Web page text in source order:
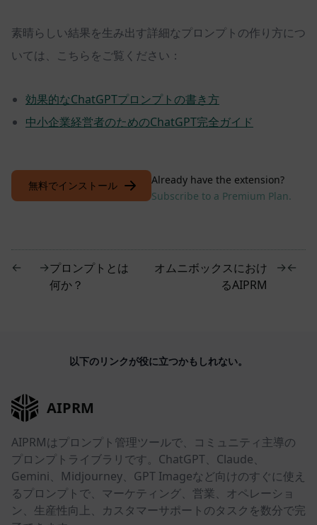
素晴らしい結果を生み出す詳細なプロンプトの作り方につ
いては、こちらをご覧ください：
効果的なChatGPTプロンプトの書き方
中小企業経営者のためのChatGPT完全ガイド
無料でインストール
Already have the extension?
Subscribe to a Premium Plan.
← →プロンプトとは
何か？
オムニボックスにおけ
るAIPRM
→←
以下のリンクが役に立つかもしれない。
AIPRM
AIPRMはプロンプト管理ツールで、コミュニティ主導の
プロンプトライブラリです。ChatGPT、Claude、
Gemini、Midjourney、GPT Imageなど向けのすぐに使え
るプロンプトで、マーケティング、営業、オペレーショ
ン、生産性向上、カスタマーサポートのタスクを数分で完